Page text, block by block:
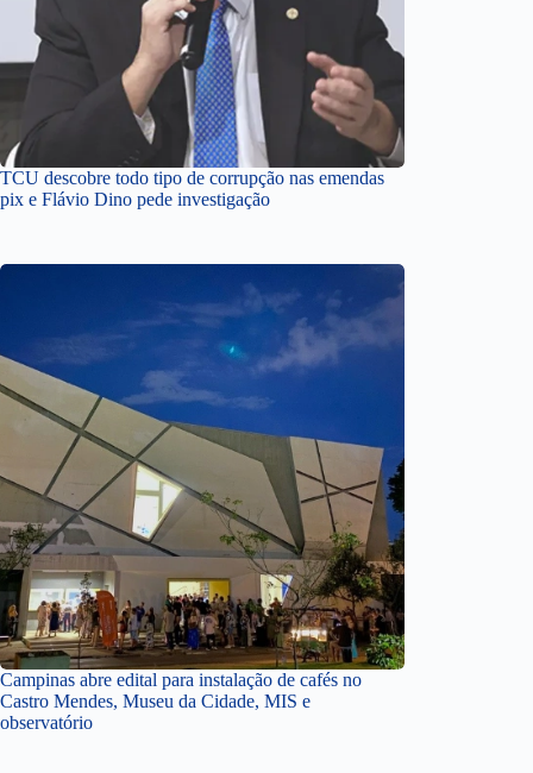
TCU descobre todo tipo de corrupção nas emendas
pix e Flávio Dino pede investigação
Campinas abre edital para instalação de cafés no
Castro Mendes, Museu da Cidade, MIS e
observatório